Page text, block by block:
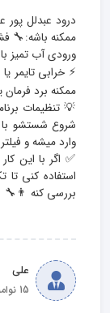
درود عبدلل
ممکنه باشه:🔧
⚡ خرابی تایمر
شروع شستشو
استفاده کنی
بررسی کنه 👨‍🔧
علی
15 نوامبر 2025